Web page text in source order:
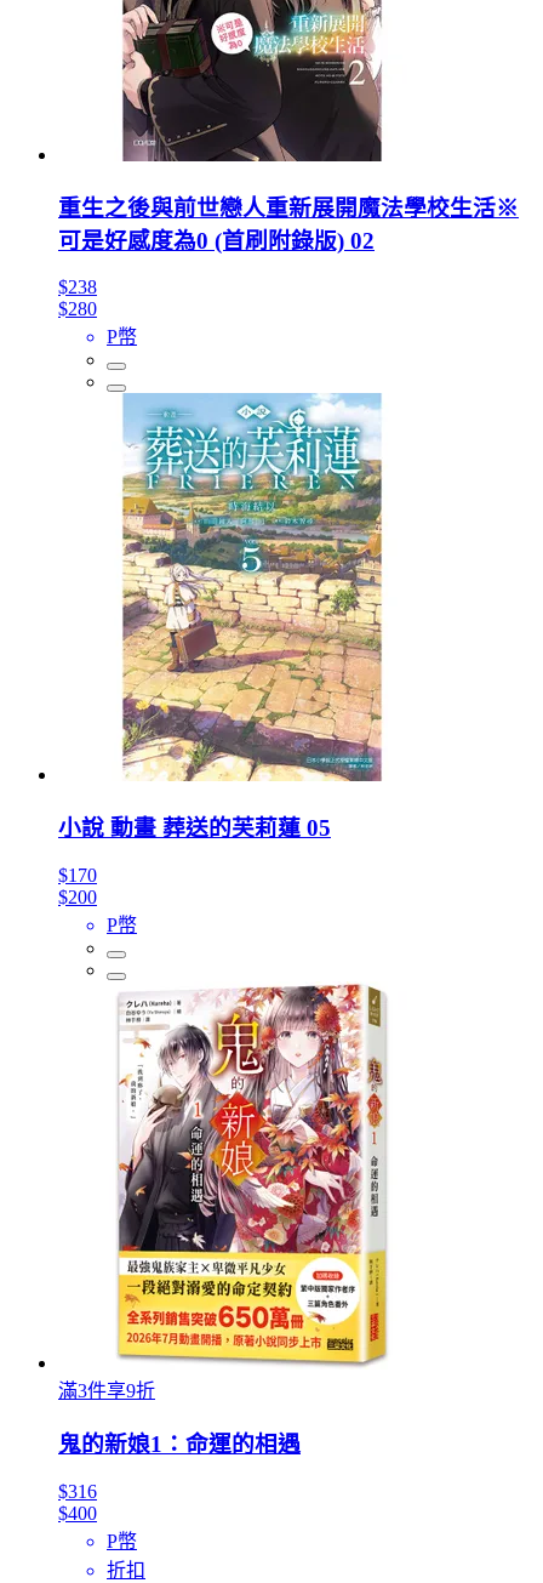
重生之後與前世戀人重新展開魔法學校生活※
可是好感度為0 (首刷附錄版) 02
$238
$280
P幣
小說 動畫 葬送的芙莉蓮 05
$170
$200
P幣
滿3件享9折
鬼的新娘1：命運的相遇
$316
$400
P幣
折扣